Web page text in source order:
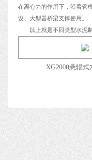
在离心力的作用下，沿着管
设、大型器桥梁支撑使用。
以上就是不同类型水泥制
XG2000悬辊式